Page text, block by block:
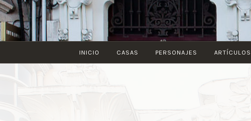
INICIO CASAS PERSONAJES ARTÍCULOS